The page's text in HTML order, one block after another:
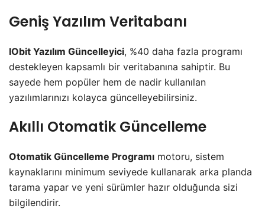
Geniş Yazılım Veritabanı
IObit Yazılım Güncelleyici, %40 daha fazla programı
destekleyen kapsamlı bir veritabanına sahiptir. Bu
sayede hem popüler hem de nadir kullanılan
yazılımlarınızı kolayca güncelleyebilirsiniz.
Akıllı Otomatik Güncelleme
Otomatik Güncelleme Programı motoru, sistem
kaynaklarını minimum seviyede kullanarak arka planda
tarama yapar ve yeni sürümler hazır olduğunda sizi
bilgilendirir.